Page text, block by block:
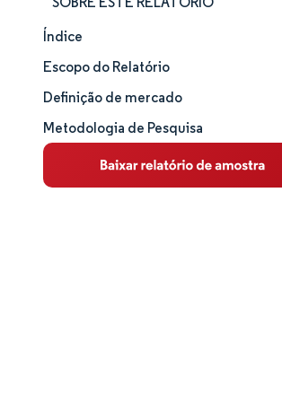
Tamanho e participação de mercado
Análise de mercado
Tendências e insights
Análise de segmentos
Índice
Escopo do Relatório
Definição de mercado
Metodologia de Pesquisa